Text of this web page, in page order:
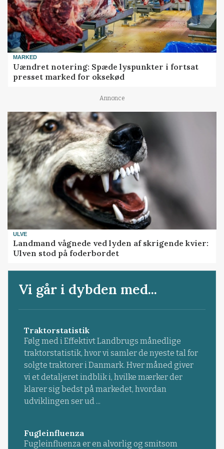
MARKED
Uændret notering: Spæde lyspunkter i fortsat
presset marked for oksekød
Annonce
ULVE
Landmand vågnede ved lyden af skrigende kvier:
Ulven stod på foderbordet
Vi går i dybden med...
Traktorstatistik
Følg med i Effektivt Landbrugs månedlige
traktorstatistik, hvor vi samler de nyeste tal for
solgte traktorer i Danmark. Hver måned giver
vi et detaljeret indblik i, hvilke mærker der
klarer sig bedst på markedet, hvordan
udviklingen ser ud ...
Fugleinfluenza
Fugleinfluenza er en alvorlig og smitsom